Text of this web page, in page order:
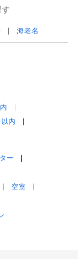
海老名
内
ー
空室